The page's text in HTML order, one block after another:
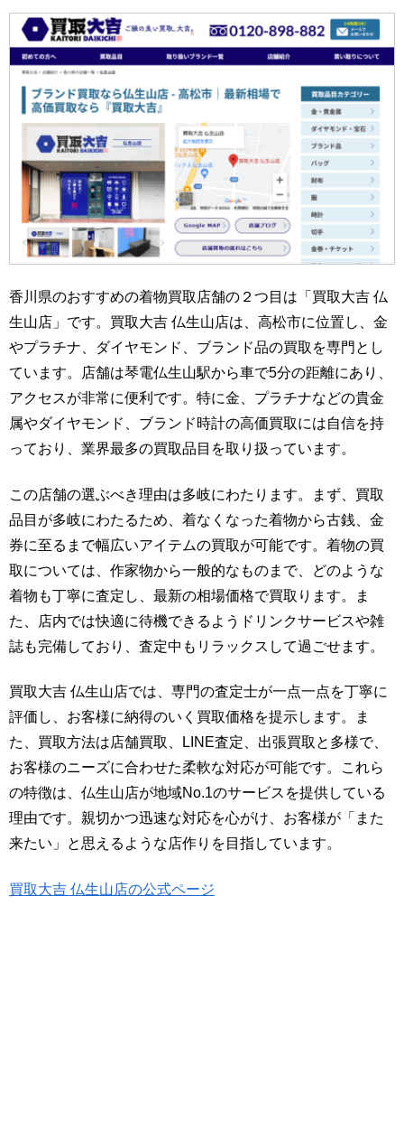
香川県のおすすめの着物買取店舗の２つ目は「買取大吉 仏
生山店」です。買取大吉 仏生山店は、高松市に位置し、金
やプラチナ、ダイヤモンド、ブランド品の買取を専門とし
ています。店舗は琴電仏生山駅から車で5分の距離にあり、
アクセスが非常に便利です。特に金、プラチナなどの貴金
属やダイヤモンド、ブランド時計の高価買取には自信を持
っており、業界最多の買取品目を取り扱っています。
この店舗の選ぶべき理由は多岐にわたります。まず、買取
品目が多岐にわたるため、着なくなった着物から古銭、金
券に至るまで幅広いアイテムの買取が可能です。着物の買
取については、作家物から一般的なものまで、どのような
着物も丁寧に査定し、最新の相場価格で買取ります。ま
た、店内では快適に待機できるようドリンクサービスや雑
誌も完備しており、査定中もリラックスして過ごせます。
買取大吉 仏生山店では、専門の査定士が一点一点を丁寧に
評価し、お客様に納得のいく買取価格を提示します。ま
た、買取方法は店舗買取、LINE査定、出張買取と多様で、
お客様のニーズに合わせた柔軟な対応が可能です。これら
の特徴は、仏生山店が地域No.1のサービスを提供している
理由です。親切かつ迅速な対応を心がけ、お客様が「また
来たい」と思えるような店作りを目指しています。
買取大吉 仏生山店の公式ページ